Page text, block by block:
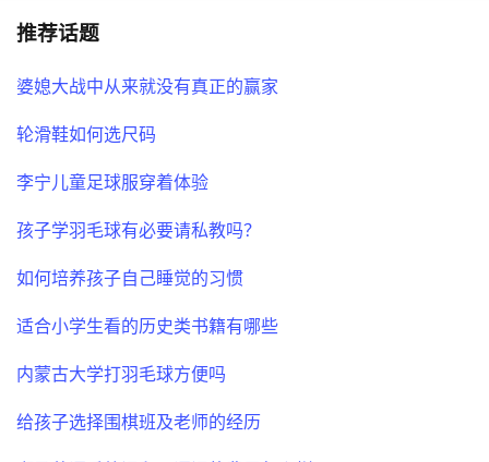
推荐话题
婆媳大战中从来就没有真正的赢家
轮滑鞋如何选尺码
李宁儿童足球服穿着体验
孩子学羽毛球有必要请私教吗？
如何培养孩子自己睡觉的习惯
适合小学生看的历史类书籍有哪些
内蒙古大学打羽毛球方便吗
给孩子选择围棋班及老师的经历